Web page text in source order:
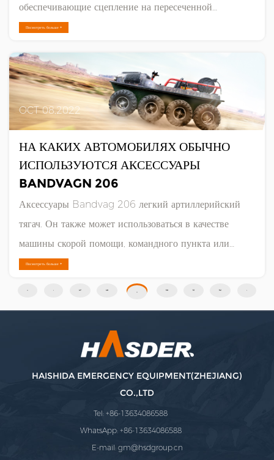
обеспечивающие сцепление на пересеченной
местности. Эти автомобили имеют грузоподъемность
отличным выбором для транспортных нужд. Кроме
того, автомобиль является амфиб......
Посмотреть больше +
OCT 08,2022
НА КАКИХ АВТОМОБИЛЯХ ОБЫЧНО
ИСПОЛЬЗУЮТСЯ АКСЕССУАРЫ
BANDVAGN 206
Аксессуары Bandvag 206 легкий артиллерийский
тягач. Он также может использоваться в качестве
машины скорой помощи, командного пункта или
носителя оружия. В зависимости от назначения он
часто оснащается различными аксессуарами, например,
Посмотреть больше +
‹‹ ‹ 47 48 50 51 52
›
››
HAISHIDA EMERGENCY EQUIPMENT(ZHEJIANG)
CO.,LTD
Tel: +86-13634086588
WhatsApp: +86-13634086588
E-mail:gm@hsdgroup.cn